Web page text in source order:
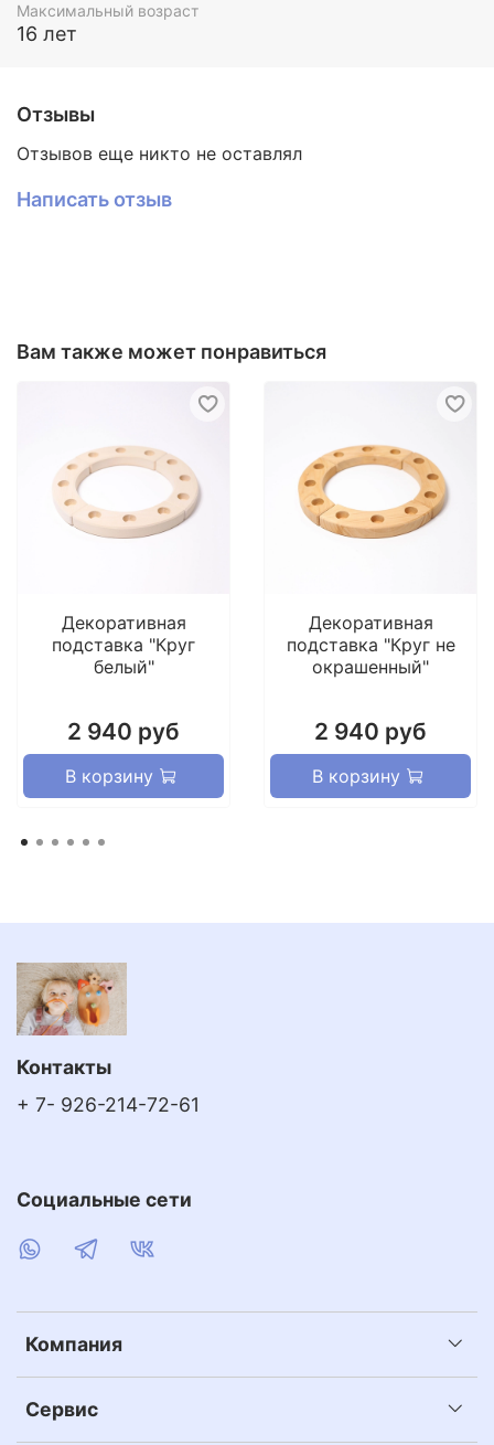
Максимальный возраст
16 лет
Отзывы
Отзывов еще никто не оставлял
Написать отзыв
Вам также может понравиться
Декоративная
подставка "Круг
белый"
2 940 руб
В корзину
Декоративная
подставка "Круг не
окрашенный"
2 940 руб
В корзину
Компания
Сервис
Контакты
+ 7- 926-214-72-61
Социальные сети